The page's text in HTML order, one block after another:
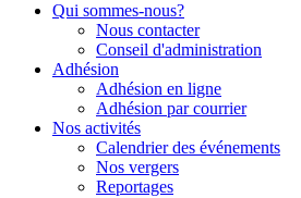
Qui sommes-nous?
Nous contacter
Conseil d'administration
Adhésion
Adhésion en ligne
Adhésion par courrier
Nos activités
Calendrier des événements
Nos vergers
Reportages